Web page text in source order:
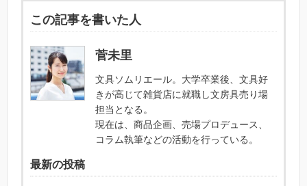
この記事を書いた人
菅未里
文具ソムリエール。大学卒業後、文具好
きが高じて雑貨店に就職し文房具売り場
担当となる。
現在は、商品企画、売場プロデュース、
コラム執筆などの活動を行っている。
最新の投稿